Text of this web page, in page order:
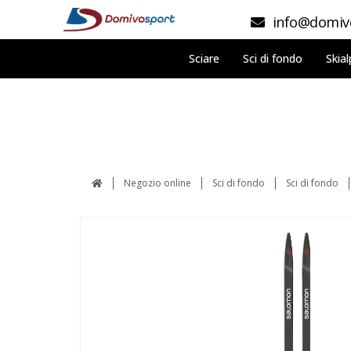
Sciare Sci di fondo
Negozio online Sci di fondo Sci di fondo